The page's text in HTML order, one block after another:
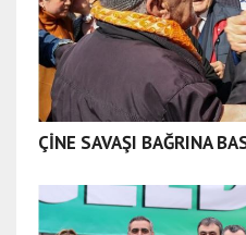
ÇİNE SAVAŞI BAĞRINA